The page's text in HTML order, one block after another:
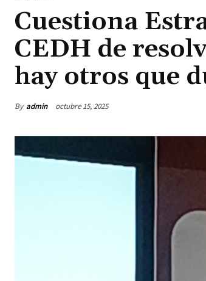
Cuestiona
CEDH de
hay otros que
By admin octubre 15, 2025